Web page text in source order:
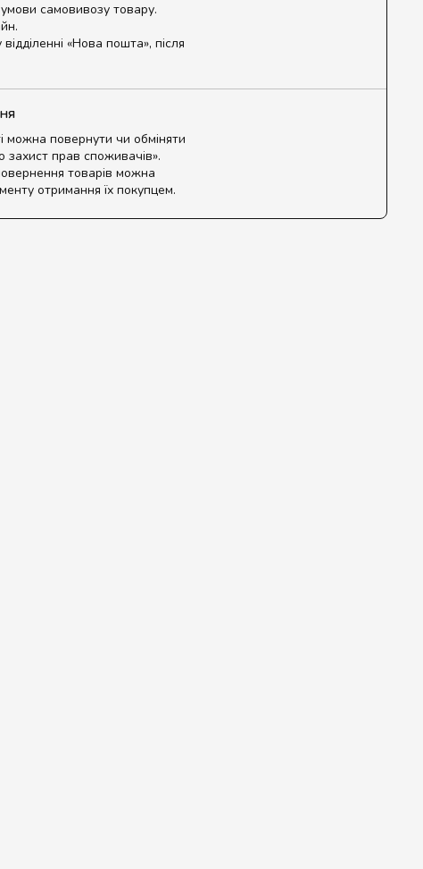
самовивозу товару.
«Нова пошта», після
можна повернути чи обміняти
захист прав споживачів».
товарів можна
отримання їх покупцем.